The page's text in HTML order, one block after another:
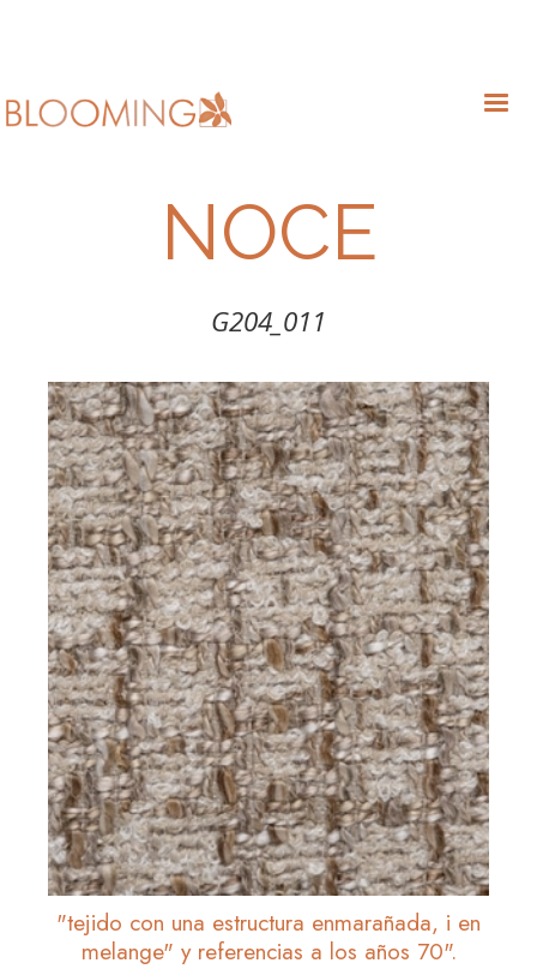
NOCE
G204_011
"tejido con una estructura enmarañada, i en
melange" y referencias a los años 70".